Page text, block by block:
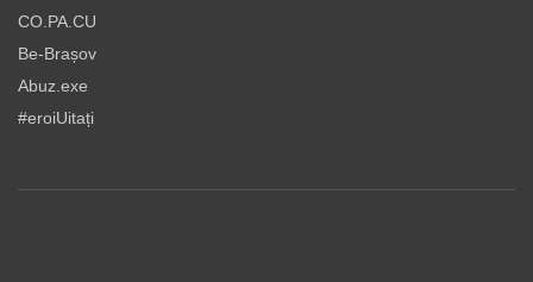
CO.PA.CU
Be-Brașov
Abuz.exe
#eroiUitați